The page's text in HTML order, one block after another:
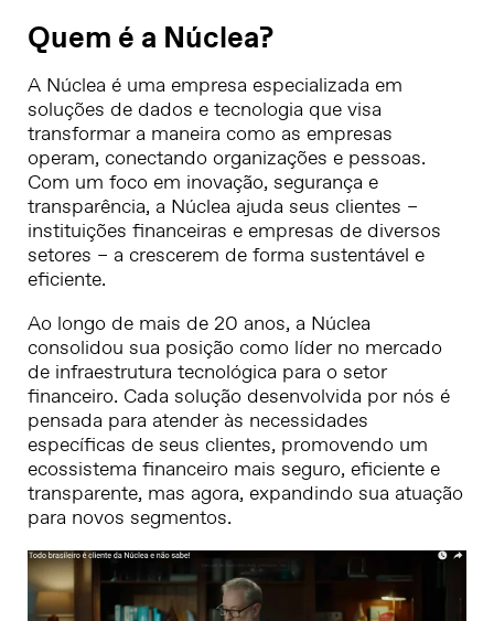
Quem é a Núclea?
A Núclea é uma empresa especializada em
soluções de dados e tecnologia que visa
transformar a maneira como as empresas
operam, conectando organizações e pessoas.
Com um foco em inovação, segurança e
transparência, a Núclea ajuda seus clientes –
instituições financeiras e empresas de diversos
setores – a crescerem de forma sustentável e
eficiente.
Ao longo de mais de 20 anos, a Núclea
consolidou sua posição como líder no mercado
de infraestrutura tecnológica para o setor
financeiro. Cada solução desenvolvida por nós é
pensada para atender às necessidades
específicas de seus clientes, promovendo um
ecossistema financeiro mais seguro, eficiente e
transparente, mas agora, expandindo sua atuação
para novos segmentos.